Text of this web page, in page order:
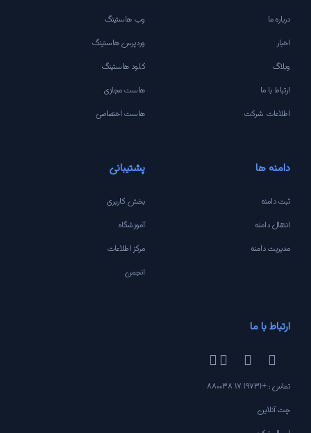
درباره ما
اخبار
وبلاگ
ارتباط با ما
اطلاعات شرکت
وب هاستینگ
وردپرس هاستینگ
کلود هاستینگ
هاست مجازی
هاست اختصاصی
دامنه ها
ثبت دامنه
انتقال دامنه
مدیریت دامنه
پشتیبانی
بخش کاربری
آموزشگاه
مرکز اطلاعات
انجمن
ارتباط با ما
تماس : +(973) 17 880038
چت آنلاین